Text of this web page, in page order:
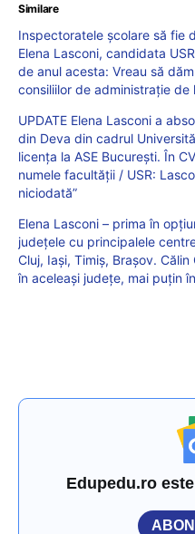
Similare
Inspectoratele școlare să fie
Elena Lasconi, candidata
de anul acesta: Vreau să
consiliilor de administrație de
UPDATE Elena Lasconi a
din Deva din cadrul
licența la ASE București. În
numele facultății / USR:
niciodată”
Elena Lasconi – prima în
județele cu principalele
Cluj, Iași, Timiș, Brașov.
în aceleași județe, mai puțin
Edupedu.ro